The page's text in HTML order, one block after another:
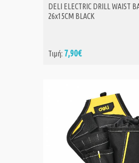
ΑΓΟΡΑ
DELI ELECTRIC DRILL WAIST
26x15CM BLACK
Τιμή: 7,90€